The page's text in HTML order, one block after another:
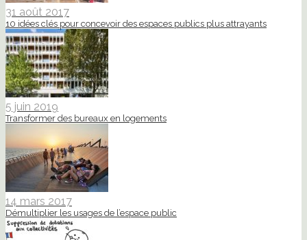
31 août 2017
10 idées clés pour concevoir des espaces publics plus attrayants
5 juin 2019
Transformer des bureaux en logements
14 mars 2017
Démultiplier les usages de l’espace public